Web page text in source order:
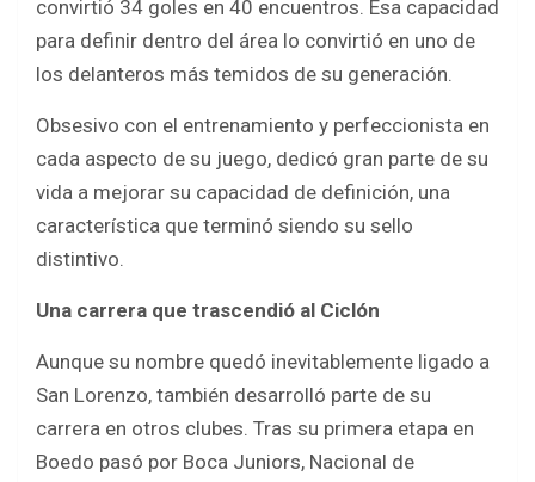
convirtió 34 goles en 40 encuentros. Esa capacidad
para definir dentro del área lo convirtió en uno de
los delanteros más temidos de su generación.
Obsesivo con el entrenamiento y perfeccionista en
cada aspecto de su juego, dedicó gran parte de su
vida a mejorar su capacidad de definición, una
característica que terminó siendo su sello
distintivo.
Una carrera que trascendió al Ciclón
Aunque su nombre quedó inevitablemente ligado a
San Lorenzo, también desarrolló parte de su
carrera en otros clubes. Tras su primera etapa en
Boedo pasó por Boca Juniors, Nacional de